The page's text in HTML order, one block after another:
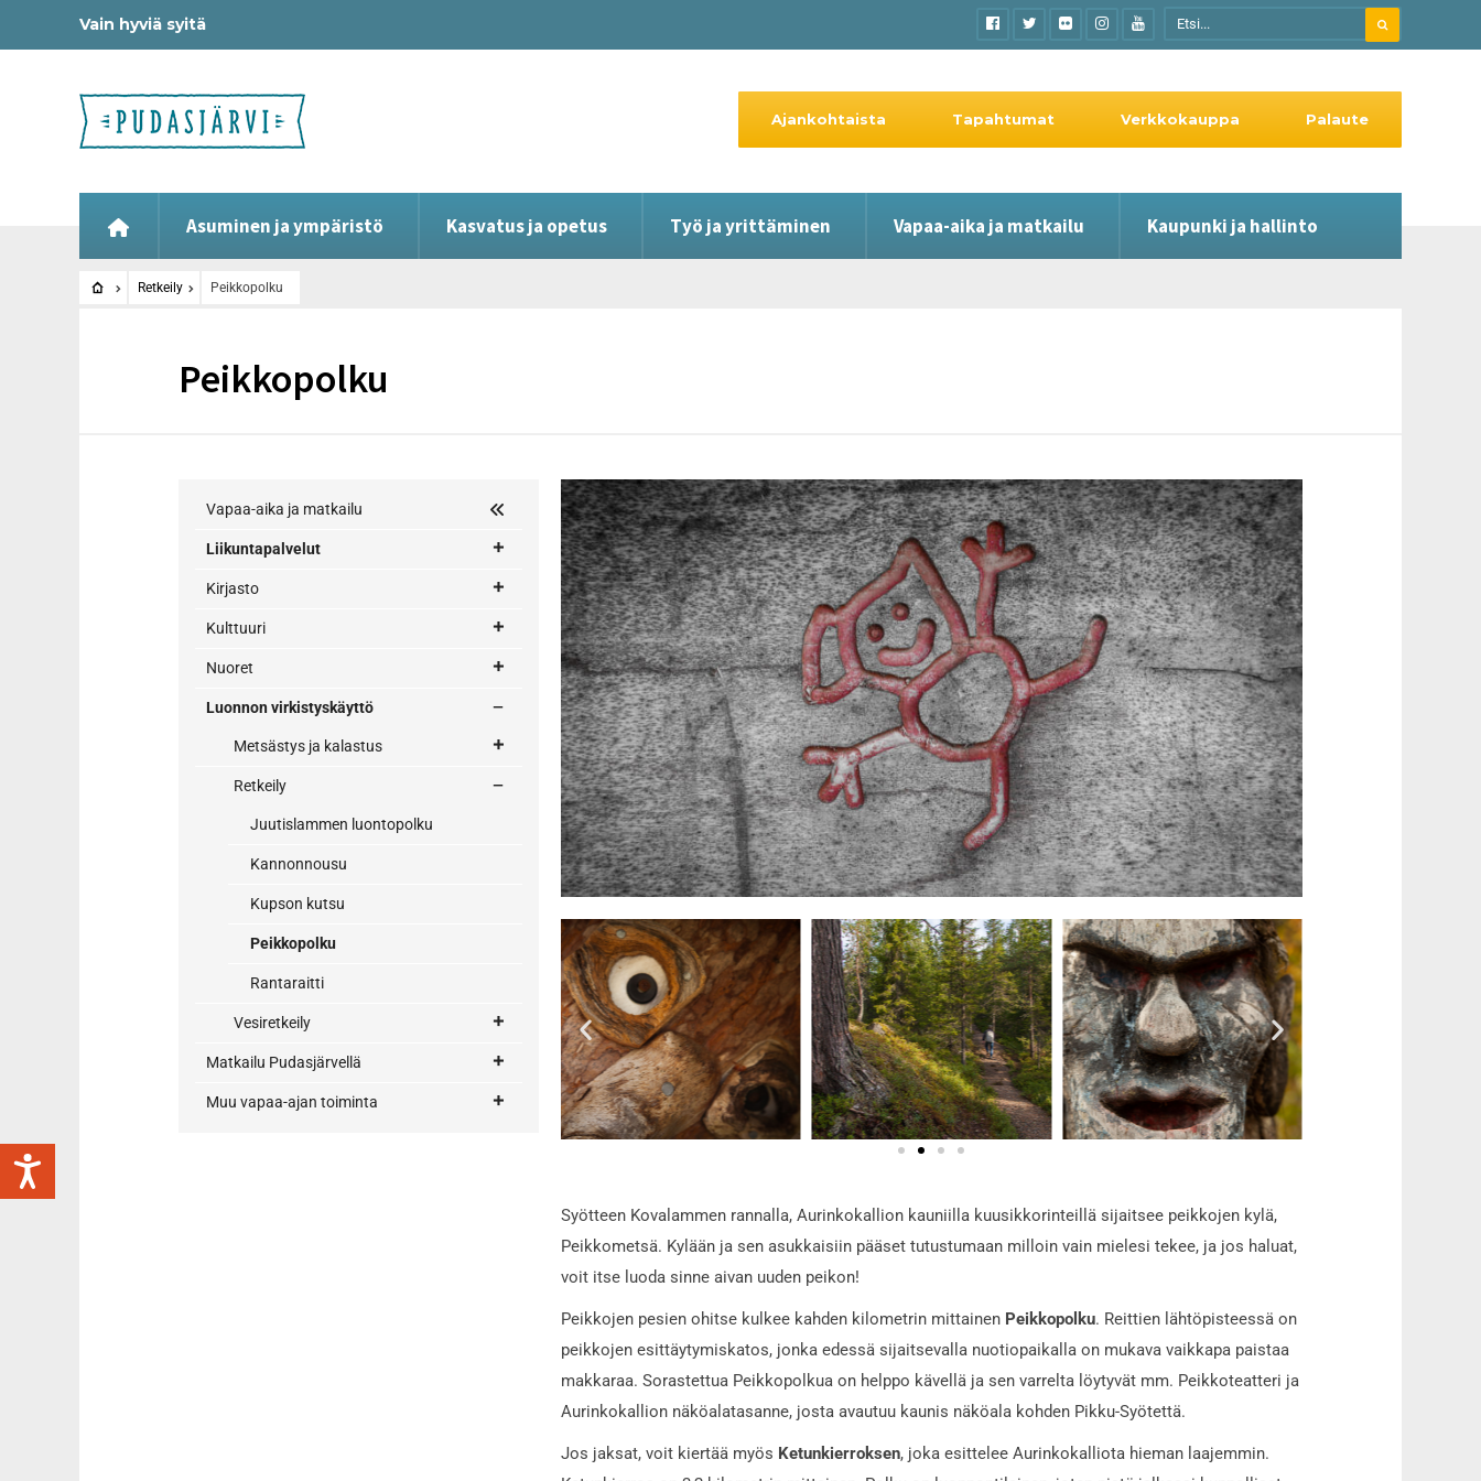
Vain hyviä syitä
Asuminen ja ympäristö Kasvatus ja opetus Työ ja yrittäminen Vapaa-aika ja matkailu Kaupunki ja hallinto
Ajankohtaista Tapahtumat Verkkokauppa Palaute
Retkeily Peikkopolku
Peikkopolku
Vapaa-aika ja matkailu
Liikuntapalvelut
Kirjasto
Kulttuuri
Nuoret
Luonnon virkistyskäyttö
Metsästys ja kalastus
Retkeily
Juutislammen luontopolku
Kannonnousu
Kupson kutsu
Peikkopolku
Rantaraitti
Vesiretkeily
Matkailu Pudasjärvellä
Muu vapaa-ajan toiminta
Syötteen Kovalammen rannalla, Aurinkokallion kauniilla kuusikkorinteillä sijaitsee peikkojen kylä,
Peikkometsä. Kylään ja sen asukkaisiin pääset tutustumaan milloin vain mielesi tekee, ja jos haluat,
voit itse luoda sinne aivan uuden peikon!
Peikkojen pesien ohitse kulkee kahden kilometrin mittainen Peikkopolku. Reittien lähtöpisteessä on
peikkojen esittäytymiskatos, jonka edessä sijaitsevalla nuotiopaikalla on mukava vaikkapa paistaa
makkaraa. Sorastettua Peikkopolkua on helppo kävellä ja sen varrelta löytyvät mm. Peikkoteatteri ja
Aurinkokallion näköalatasanne, josta avautuu kaunis näköala kohden Pikku-Syötettä.
Jos jaksat, voit kiertää myös Ketunkierroksen, joka esittelee Aurinkokalliota hieman laajemmin.